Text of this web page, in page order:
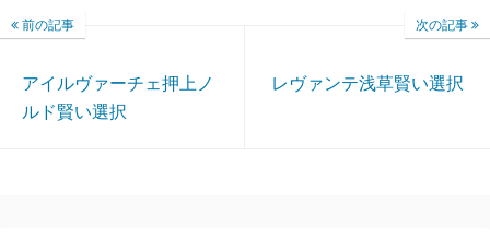
前の記事
アイルヴァーチェ押上ノ
ルド賢い選択
次の記事
レヴァンテ浅草賢い選択